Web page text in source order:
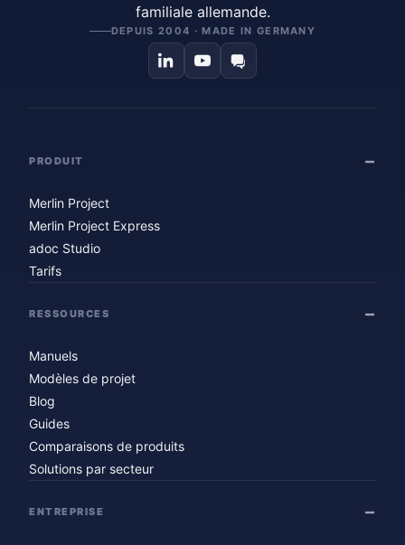
familiale allemande.
DEPUIS 2004 · MADE IN GERMANY
PRODUIT
Merlin Project
Merlin Project Express
adoc Studio
Tarifs
RESSOURCES
Manuels
Modèles de projet
Blog
Guides
Comparaisons de produits
Solutions par secteur
ENTREPRISE